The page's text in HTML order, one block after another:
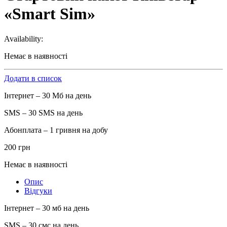
«Smart Sim»
Availability:
Немає в наявності
Додати в список
Інтернет – 30 Мб на день
SMS – 30 SMS на день
Абонплата – 1 гривня на добу
200 грн
Немає в наявності
Опис
Відгуки
Інтернет – 30 мб на день
SMS – 30 смс на день